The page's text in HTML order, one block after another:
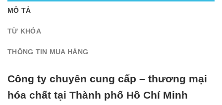
MÔ TẢ
TỪ KHÓA
THÔNG TIN MUA HÀNG
Công ty chuyên cung cấp – thương mại
hóa chất tại Thành phố Hồ Chí Minh